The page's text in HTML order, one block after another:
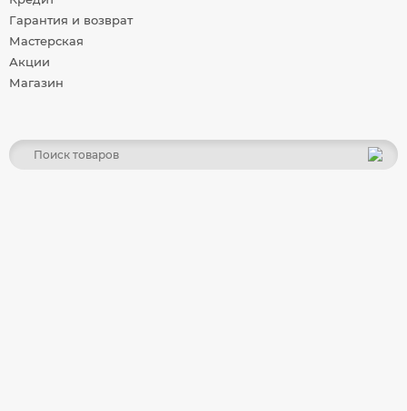
Гарантия и возврат
Мастерская
Акции
Магазин